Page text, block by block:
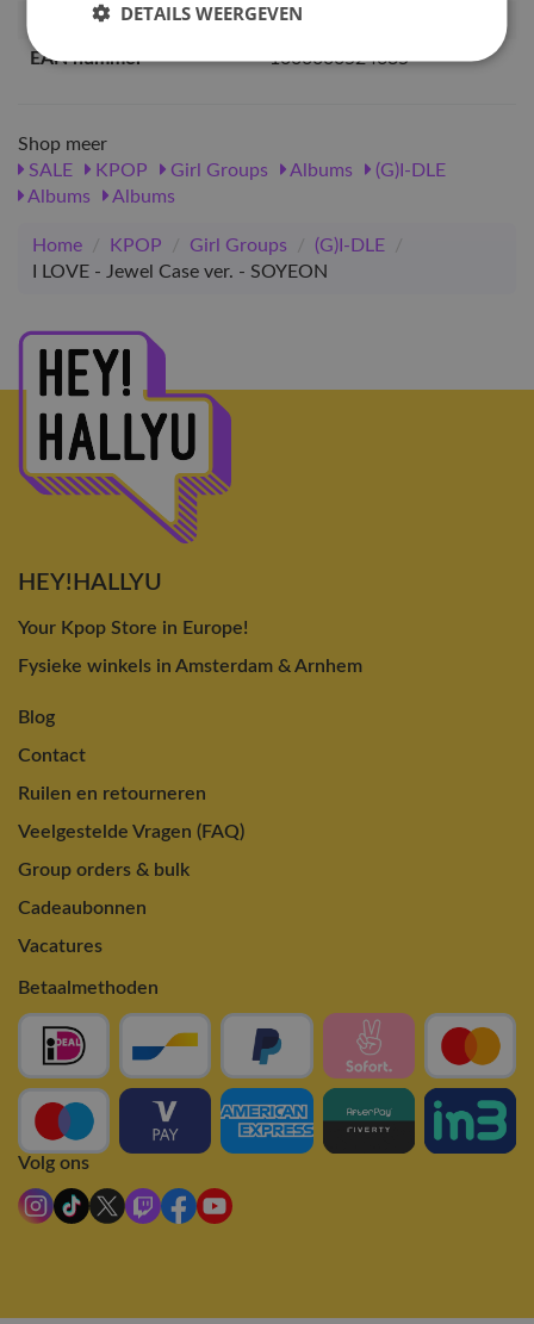
Artikelnummer
52463
EAN nummer
1000000524635
Shop meer
SALE
KPOP Girl Groups Albums
(G)I-DLE
Albums
Albums
Home / KPOP / Girl Groups / (G)I-DLE
/
I LOVE - Jewel Case ver. - SOYEON
HEY!HALLYU
Your Kpop Store in Europe!
Fysieke winkels in Amsterdam & Arnhem
Blog
Contact
Ruilen en retourneren
Veelgestelde Vragen (FAQ)
Group orders & bulk
Cadeaubonnen
Vacatures
Betaalmethoden
Volg ons
DETAILS WEERGEVEN